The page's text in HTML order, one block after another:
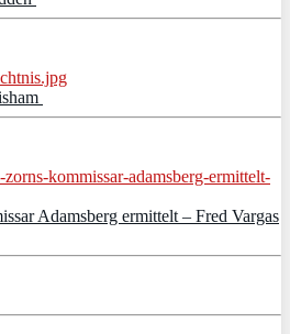
Adamsberg ermittelt – Fred Vargas